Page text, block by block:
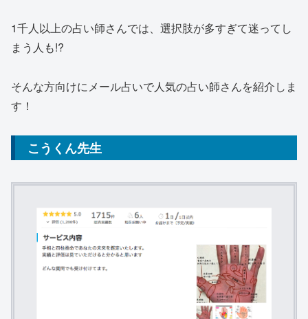
1千人以上の占い師さんでは、選択肢が多すぎて迷ってし
まう人も!?
そんな方向けにメール占いで人気の占い師さんを紹介しま
す！
こうくん先生